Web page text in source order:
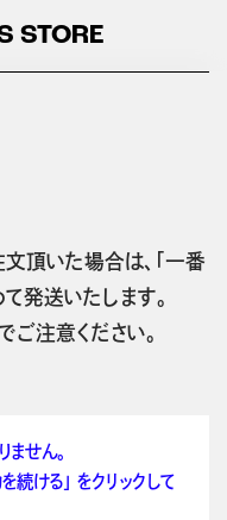
STORE
頂いた場合は、「一番
発送いたします。
注意ください。
せん。
続ける」 をクリックして